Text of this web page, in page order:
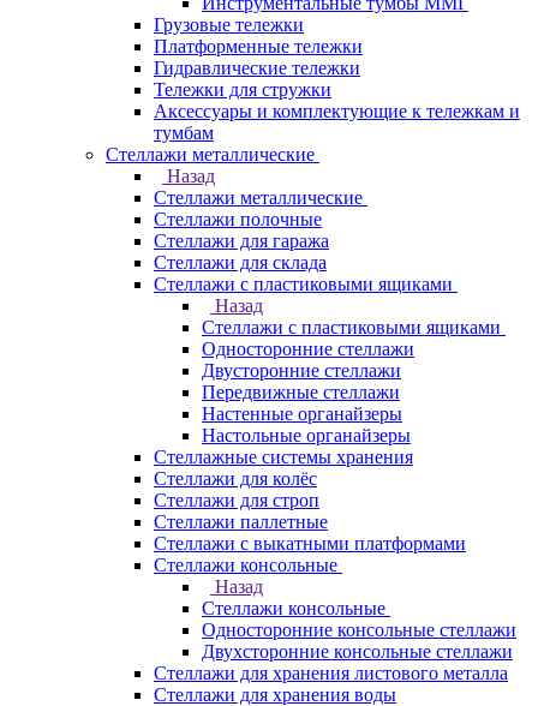
Грузовые тележки
Платформенные тележки
Гидравлические тележки
Тележки для стружки
Аксесcуары и комплектующие к тележкам и
тумбам
Стеллажи металлические
Назад
Стеллажи металлические
Стеллажи полочные
Стеллажи для гаража
Стеллажи для склада
Стеллажи с пластиковыми ящиками
Назад
Стеллажи с пластиковыми ящиками
Односторонние стеллажи
Двусторонние стеллажи
Передвижные стеллажи
Настенные органайзеры
Настольные органайзеры
Стеллажные системы хранения
Стеллажи для колёс
Стеллажи для строп
Стеллажи паллетные
Стеллажи с выкатными платформами
Стеллажи консольные
Назад
Стеллажи консольные
Односторонние консольные стеллажи
Двухсторонние консольные стеллажи
Стеллажи для хранения листового металла
Стеллажи для хранения воды